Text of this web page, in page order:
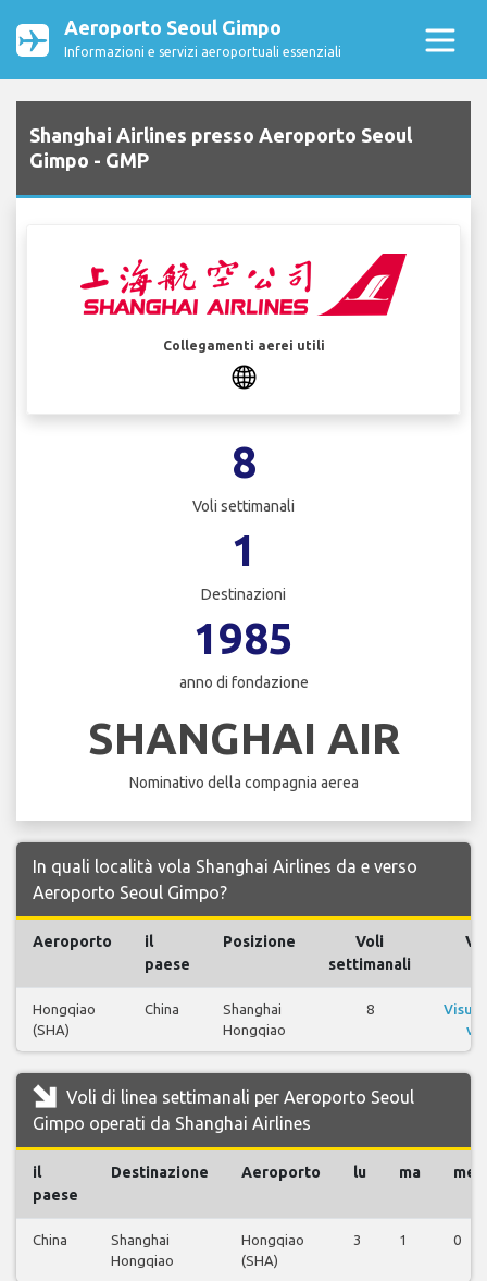
Aeroporto Seoul Gimpo
Informazioni e servizi aeroportuali essenziali
Shanghai Airlines presso Aeroporto Seoul
Gimpo - GMP
Collegamenti aerei utili
8
Voli settimanali
1
Destinazioni
1985
anno di fondazione
SHANGHAI AIR
Nominativo della compagnia aerea
In quali località vola Shanghai Airlines da e verso
Aeroporto Seoul Gimpo?
Aeroporto
il
paese
Posizione
Voli
settimanali
Hongqiao
(SHA)
China
Shanghai
Hongqiao
8
Voli di linea settimanali per Aeroporto Seoul
Gimpo operati da Shanghai Airlines
il
paese
Destinazione Aeroporto lu ma me
China
Shanghai
Hongqiao
Hongqiao
(SHA)
3 1 0